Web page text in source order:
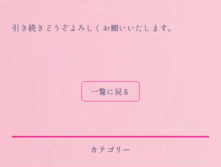
カテゴリー
引き続きどうぞよろしくお願いいたします。
一覧に戻る